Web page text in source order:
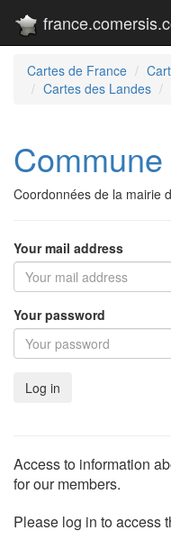
Cartes de France
Cartes des Landes
Coordonnées de la mairie
Your mail address
Your password
Access to information
for our members.
Please log in to access